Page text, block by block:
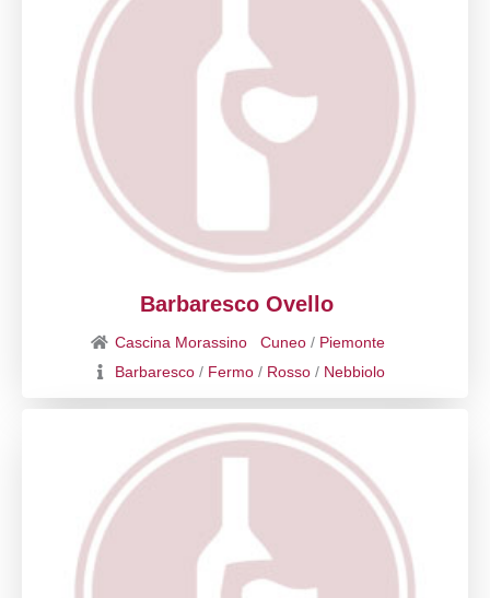
Barbaresco Ovello
Cascina Morassino Cuneo / Piemonte
Barbaresco / Fermo / Rosso / Nebbiolo